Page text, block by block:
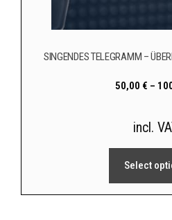
SINGENDES TELEGRAMM –
50,00 € –
incl.
Select